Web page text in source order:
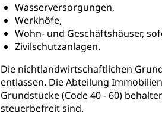
Wasserversorgungen,
Werkhöfe,
Wohn- und Geschäftshäuser,
Zivilschutzanlagen.
Die nichtlandwirtschaftlichen
entlassen. Die Abteilung
Grundstücke (Code 40 - 60)
steuerbefreit sind.
Religionsvielfalt Im Kanton
Sport
Freizeitaktivitäten, Schulsport,
Sportförderung
Haustiere, Heimtiere, Wildtiere,
Tierschutz Hobbytierhaltung
Todesfall